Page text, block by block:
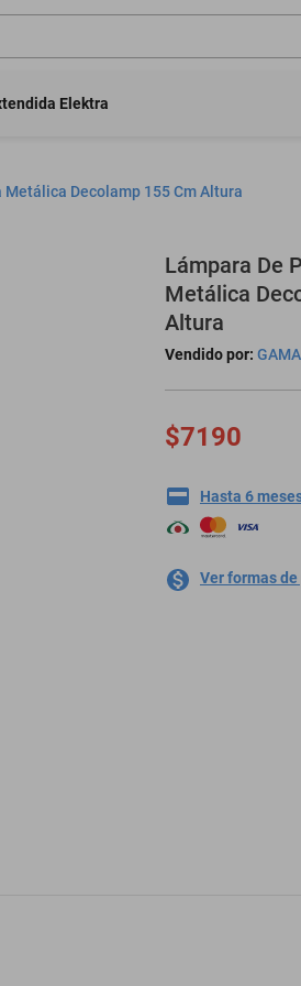
Elektra
Metálica Decolamp 155 Cm Altura
Lámpara De
Metálica
Altura
Vendido por:
$7190
Hasta 6
Ver formas